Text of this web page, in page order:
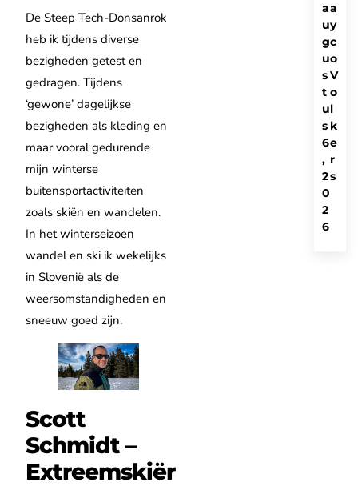
De Steep Tech-Donsanrok
heb ik tijdens diverse
bezigheden getest en
gedragen. Tijdens
‘gewone’ dagelijkse
bezigheden als kleding en
maar vooral gedurende
mijn winterse
buitensportactiviteiten
zoals skiën en wandelen.
In het winterseizoen
wandel en ski ik wekelijks
in Slovenië als de
weersomstandigheden en
sneeuw goed zijn.
Scott
Schmidt –
Extreemskiër
a
y
c
o
V
o
l
k
e
r
s
a
u
g
u
s
t
u
s
6
,
2
0
2
6